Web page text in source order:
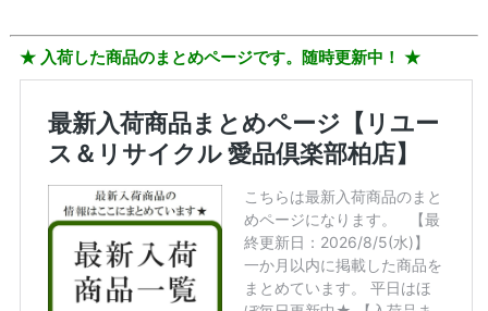
★ 入荷した商品のまとめページです。随時更新中！ ★